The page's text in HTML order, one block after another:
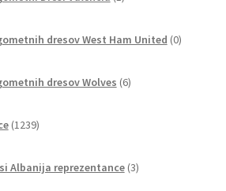
izdelek
dresov West Ham United 0izdelkov
dresov Wolves 6izdelkov
1239izdelkov
Albanija reprezentance 3izdelki